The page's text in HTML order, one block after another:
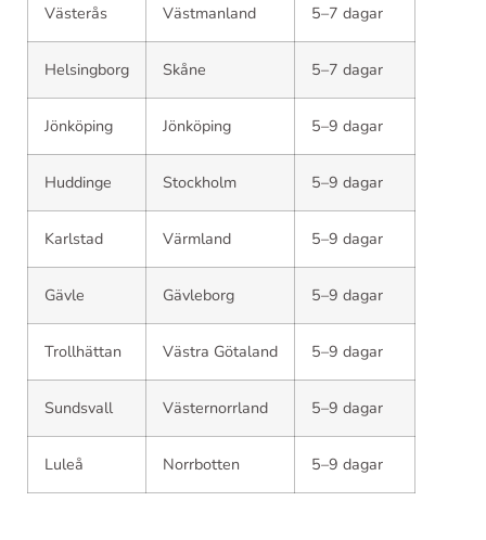
Västerås Västmanland 5–7 dagar
Helsingborg Skåne 5–7 dagar
Jönköping Jönköping 5–9 dagar
Huddinge Stockholm 5–9 dagar
Karlstad Värmland 5–9 dagar
Gävle Gävleborg 5–9 dagar
Trollhättan Västra Götaland 5–9 dagar
Sundsvall Västernorrland 5–9 dagar
Luleå Norrbotten 5–9 dagar